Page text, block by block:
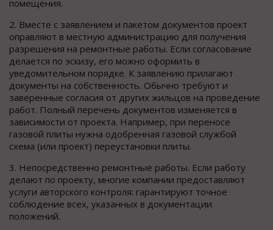
помещения.
2. Вместе с заявлением и пакетом документов проект
оправляют в местную администрацию для получения
разрешения на ремонтные работы. Если согласование
делается по эскизу, его можно оформить в
уведомительном порядке. К заявлению прилагают
документы на собственность. Обычно требуют и
заверенные согласия от других жильцов на проведение
работ. Полный перечень документов изменяется в
зависимости от проекта. Например, при переносе
газовой плиты нужна одобренная газовой службой
схема (или проект) переустановки плиты.
3. Непосредственно ремонтные работы. Если работу
делают по проекту, многие компании предоставляют
услуги авторского контроля: гарантируют точное
соблюдение всех, указанных в документации
положений.